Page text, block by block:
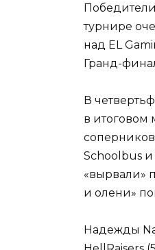
турнире
над EL
Гранд-
В
в итоговом
Schoolbus и
«вырвали»
и олени»
Надежды